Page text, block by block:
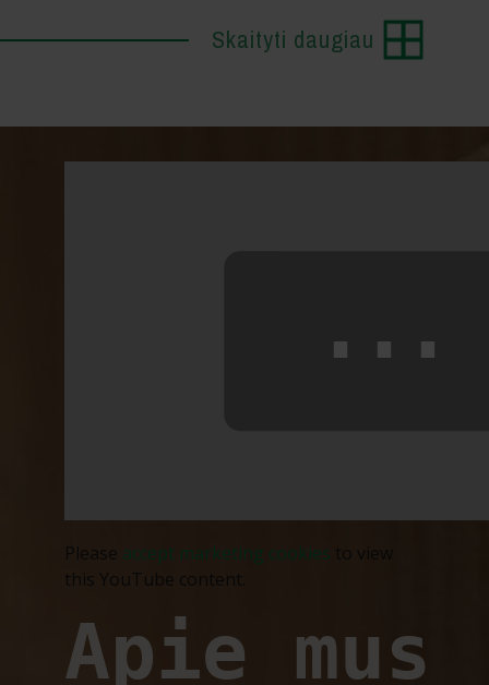
Skaityti daugiau
⋯
Please accept marketing cookies
this YouTube content.
Apie mus